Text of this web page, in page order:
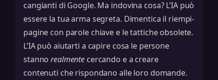
cangianti di Google. Ma indovina cosa? L’IA può
essere la tua arma segreta. Dimentica il riempi-
pagine con parole chiave e le tattiche obsolete.
L’IA può aiutarti a capire cosa le persone
stannorealmente cercando e a creare
contenuti che rispondano alle loro domande.